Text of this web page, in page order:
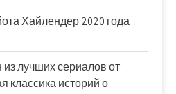
Хайлендер 2020 года
из лучших сериалов от
классика историй о